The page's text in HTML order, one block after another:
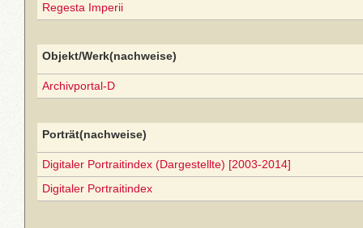
Regesta Imperii
Objekt/Werk(nachweise)
Archivportal-D
Porträt(nachweise)
Digitaler Portraitindex (Dargestellte) [2003-2014]
Digitaler Portraitindex